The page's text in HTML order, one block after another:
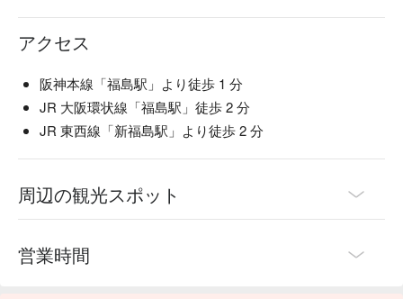
アクセス
阪神本線「福島駅」より徒歩 1 分
JR 大阪環状線「福島駅」徒歩 2 分
JR 東西線「新福島駅」より徒歩 2 分
周辺の観光スポット
営業時間